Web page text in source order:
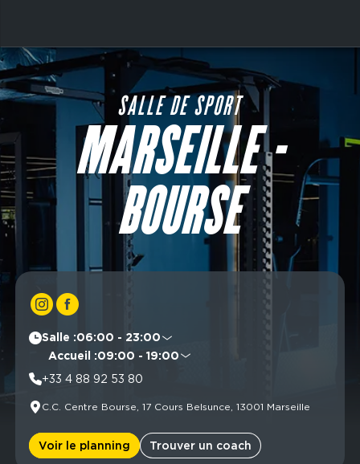
principal
Main
navigation
navigation
Main
navigation
SALLE DE SPORT
MARSEILLE -
BOURSE
Salle :06:00 - 23:00
Lundi
06:00 - 23:00
Mardi
06:00 - 23:00
Jeudi
06:00 - 23:00
Samedi
06:00 - 23:00
Dimanche 06:00 - 23:00
Accueil :09:00 - 19:00
Lundi
Mercredi
08:30 - 21:30
Vendredi
Samedi
09:00 - 19:00
+33 4 88 92 53 80
C.C. Centre Bourse, 17 Cours Belsunce, 13001 Marseille
Voir le planning Trouver un coach